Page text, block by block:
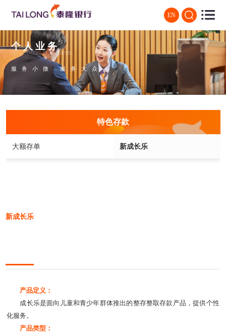
EN
个人业务
Personal business
服务小微 服务大众
特色存款
大额存单 新成长乐
新成长乐
产品定义：
成长乐是面向儿童和青少年群体推出的整存整取存款产品，提供个性
化服务。
产品类型：